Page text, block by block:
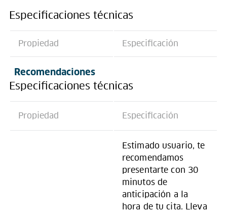
Especificaciones técnicas
Propiedad Especificación
Recomendaciones
Especificaciones técnicas
Propiedad Especificación
Estimado usuario, te
recomendamos
presentarte con 30
minutos de
anticipación a la
hora de tu cita. Lleva